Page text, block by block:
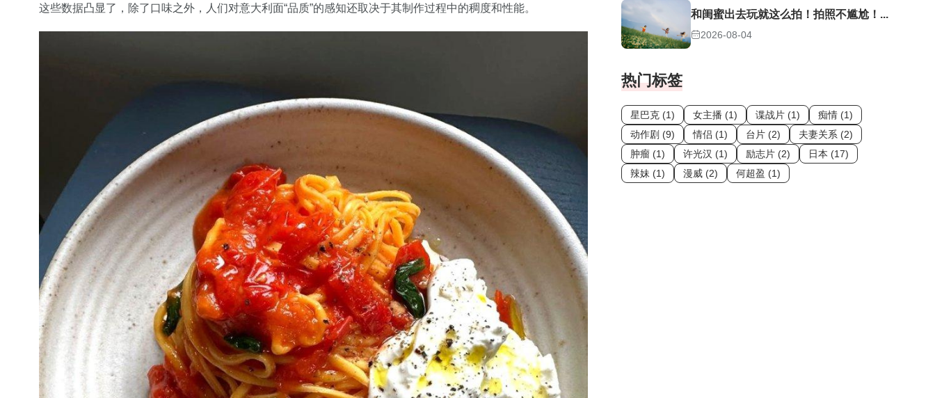
这些数据凸显了，除了口味之外，人们对意大利面“品质”的感知还取决于其制作过程中的稠度和性能。
和闺蜜出去玩就这么拍！拍照不尴尬！...
2026-08-04
热门标签
星巴克 (1) 女主播 (1) 谍战片 (1)
痴情 (1)
动作剧 (9)
情侣 (1) 台片 (2)
夫妻关系 (2)
肿瘤 (1)
许光汉 (1) 励志片 (2)
日本 (17)
辣妹 (1)
漫威 (2) 何超盈 (1)